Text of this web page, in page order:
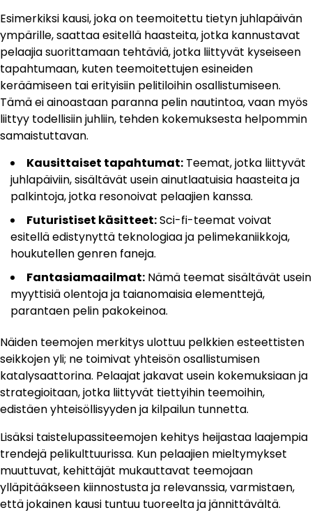
Esimerkiksi kausi, joka on teemoitettu tietyn juhlapäivän
ympärille, saattaa esitellä haasteita, jotka kannustavat
pelaajia suorittamaan tehtäviä, jotka liittyvät kyseiseen
tapahtumaan, kuten teemoitettujen esineiden
keräämiseen tai erityisiin pelitiloihin osallistumiseen.
Tämä ei ainoastaan paranna pelin nautintoa, vaan myös
liittyy todellisiin juhliin, tehden kokemuksesta helpommin
samaistuttavan.
Kausittaiset tapahtumat: Teemat, jotka liittyvät
juhlapäiviin, sisältävät usein ainutlaatuisia haasteita ja
palkintoja, jotka resonoivat pelaajien kanssa.
Futuristiset käsitteet:Sci-fi-teemat voivat
esitellä edistynyttä teknologiaa ja pelimekaniikkoja,
houkutellen genren faneja.
Fantasiamaailmat: Nämä teemat sisältävät usein
myyttisiä olentoja ja taianomaisia elementtejä,
parantaen pelin pakokeinoa.
Näiden teemojen merkitys ulottuu pelkkien esteettisten
seikkojen yli; ne toimivat yhteisön osallistumisen
katalysaattorina. Pelaajat jakavat usein kokemuksiaan ja
strategioitaan, jotka liittyvät tiettyihin teemoihin,
edistäen yhteisöllisyyden ja kilpailun tunnetta.
Lisäksi taistelupassiteemojen kehitys heijastaa laajempia
trendejä pelikulttuurissa. Kun pelaajien mieltymykset
muuttuvat, kehittäjät mukauttavat teemojaan
ylläpitääkseen kiinnostusta ja relevanssia, varmistaen,
että jokainen kausi tuntuu tuoreelta ja jännittävältä.